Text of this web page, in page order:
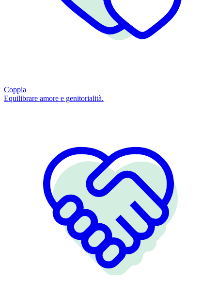
Coppia
Equilibrare amore e genitorialità.